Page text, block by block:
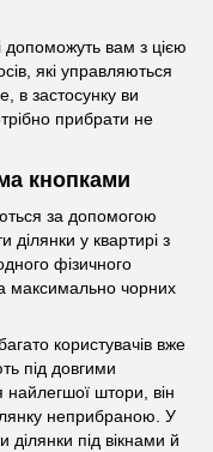
допоможуть вам з цією
які управляються
в застосунку ви
прибрати не
кнопками
за допомогою
ділянки у квартирі з
фізичного
максимально чорних
користувачів вже
під довгими
штори, він
неприбраною. У
ділянки під вікнами й